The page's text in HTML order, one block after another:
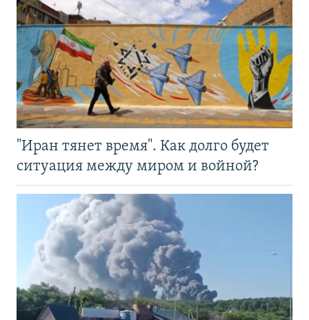
"Иран тянет время". Как долго будет
ситуация между миром и войной?